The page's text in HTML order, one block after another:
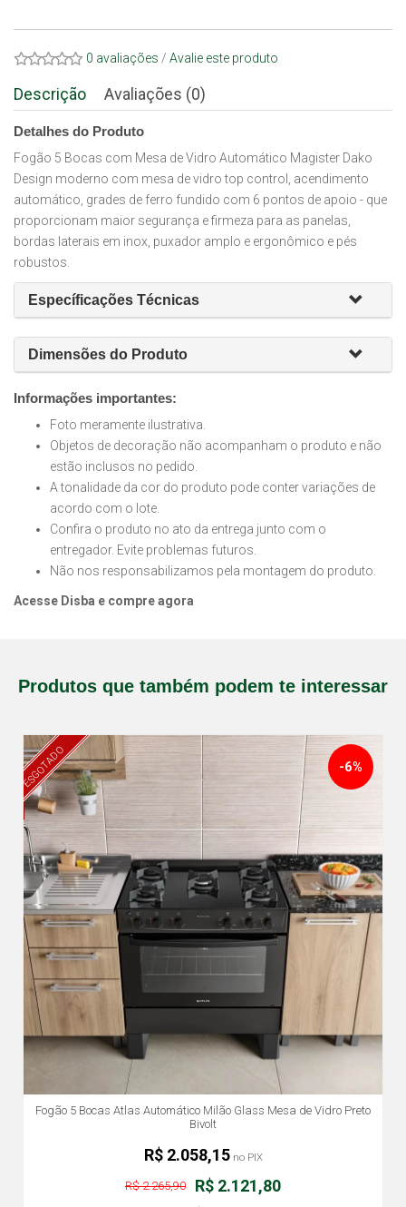
0 avaliações / Avalie este produto
Descrição Avaliações (0)
Detalhes do Produto
Fogão 5 Bocas com Mesa de Vidro Automático Magister Dako
Design moderno com mesa de vidro top control, acendimento
automático, grades de ferro fundido com 6 pontos de apoio - que
proporcionam maior segurança e firmeza para as panelas,
bordas laterais em inox, puxador amplo e ergonômico e pés
robustos.
Específicações Técnicas
Dimensões do Produto
Informações importantes:
Foto meramente ilustrativa.
Objetos de decoração não acompanham o produto e não
estão inclusos no pedido.
A tonalidade da cor do produto pode conter variações de
acordo com o lote.
Confira o produto no ato da entrega junto com o
entregador. Evite problemas futuros.
Não nos responsabilizamos pela montagem do produto.
Acesse Disba e compre agora
Produtos que também podem te interessar
ESGOTADO
Fogão 5 Bocas Atlas Automático Milão Glass Mesa de Vidro Preto
Bivolt
-6%
R$ 2.121,80
R$ 2.265,90
R$ 2.058,15no PIX